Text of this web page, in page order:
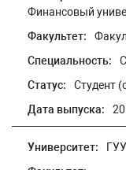
Финансовый
Факультет:
Специальность:
Статус:
Студент
Дата выпуска:
Университет:
ГУУ